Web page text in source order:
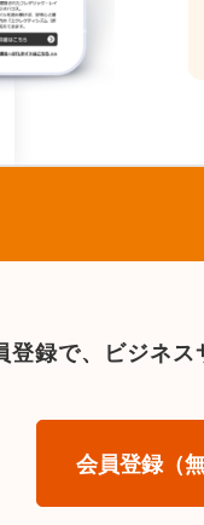
登録で、 ビジネス
会員登録（